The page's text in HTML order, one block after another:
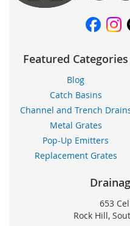
Featured Categories
Blog
Catch Basins
Channel and Trench
Metal Grates
Pop-Up Emitters
Replacement Grates
653
Rock Hill,